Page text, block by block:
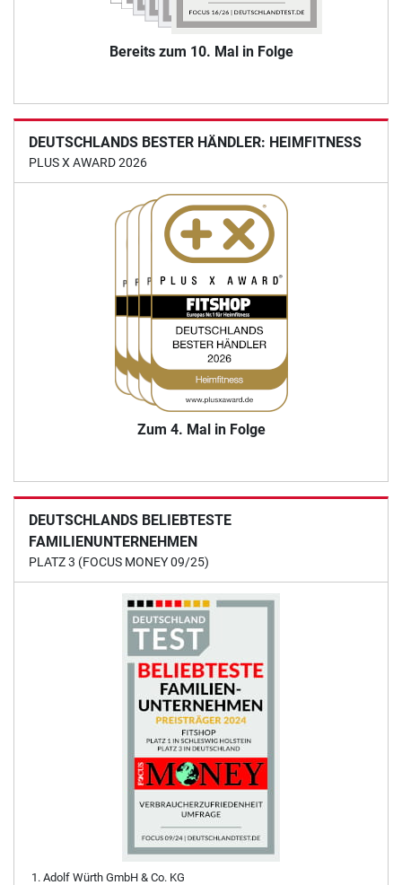
Bereits zum 10. Mal in Folge
DEUTSCHLANDS BESTER HÄNDLER: HEIMFITNESS
PLUS X AWARD 2026
Zum 4. Mal in Folge
DEUTSCHLANDS BELIEBTESTE
FAMILIENUNTERNEHMEN
PLATZ 3 (FOCUS MONEY 09/25)
Adolf Würth GmbH & Co. KG